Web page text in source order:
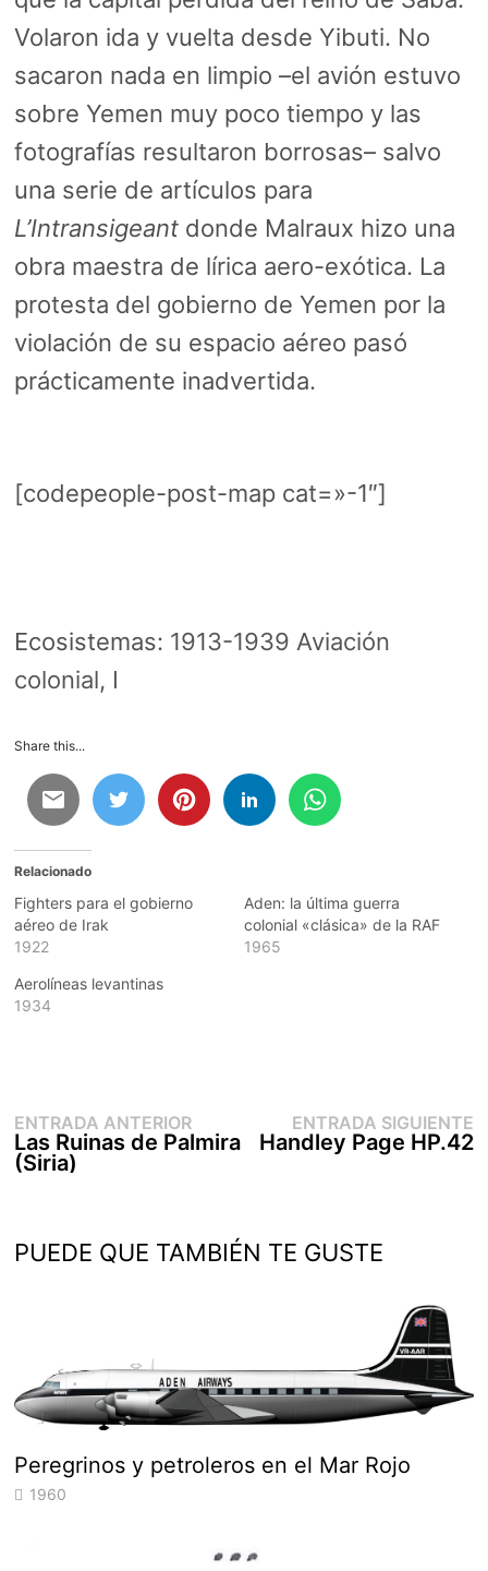
Volaron ida y vuelta desde Yibuti. No
sacaron nada en limpio –el avión estuvo
sobre Yemen muy poco tiempo y las
fotografías resultaron borrosas– salvo
una serie de artículos para
L’Intransigeantdonde Malraux hizo una
obra maestra de lírica aero-exótica. La
protesta del gobierno de Yemen por la
violación de su espacio aéreo pasó
prácticamente inadvertida.
[codepeople-post-map cat=»-1″]
Ecosistemas: 1913-1939 Aviación
colonial, I
Share this...
Relacionado
Fighters para el gobierno
aéreo de Irak
1922
Aden: la última guerra
colonial «clásica» de la RAF
1965
Aerolíneas levantinas
1934
Navegación
de
entradas
ENTRADA ANTERIOREntrada
anterior:
Las Ruinas de Palmira
(Siria)
ENTRADA SIGUIENTE
Handley Page HP.42
PUEDE QUE TAMBIÉN TE GUSTE
Peregrinos y petroleros en el Mar Rojo
1960